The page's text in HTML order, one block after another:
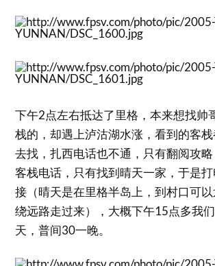
下午2点左右抵达了里格，本来想找帅
栈的，却遇上泸沽湖水涨，看到的客
去找，扎西电话也不通，只有翻阅攻
客栈电话，只有找到晴天一家，于是
接（晴天是在里格半岛上，到村口可
绕远路走过来），大概下午15点多我
天，普间30一晚。